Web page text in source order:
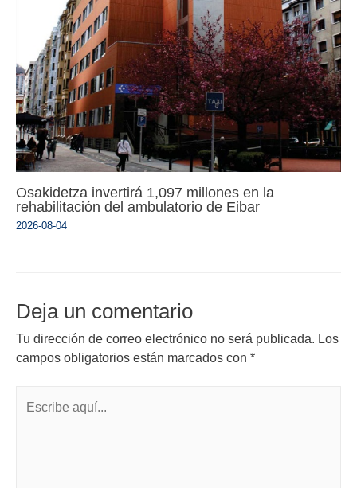
Osakidetza invertirá 1,097 millones en la
rehabilitación del ambulatorio de Eibar
2026-08-04
Deja un comentario
Tu dirección de correo electrónico no será publicada. Los
campos obligatorios están marcados con *